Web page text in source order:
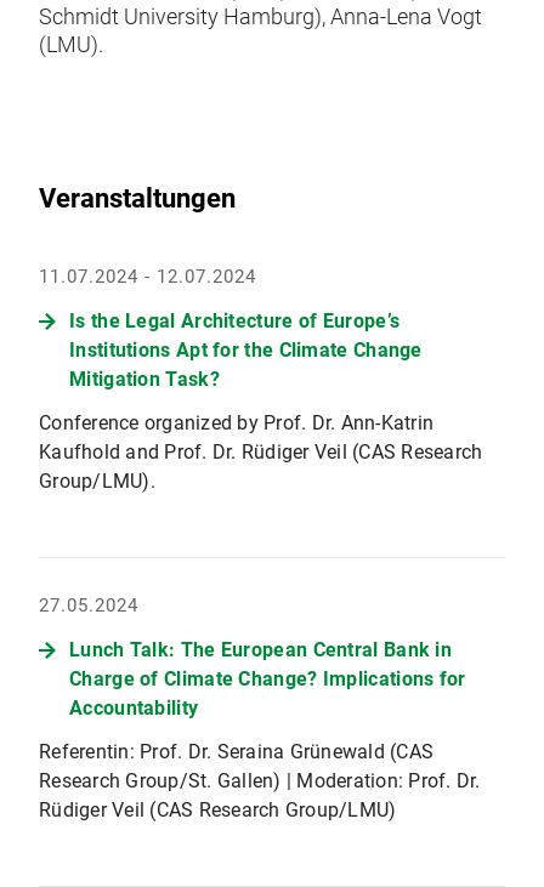
Schmidt University Hamburg), Anna-Lena Vogt
(LMU).
Veranstaltungen
11.07.2024 - 12.07.2024
Is the Legal Architecture of Europe’s
Institutions Apt for the Climate Change
Mitigation Task?
Conference organized by Prof. Dr. Ann-Katrin
Kaufhold and Prof. Dr. Rüdiger Veil (CAS Research
Group/LMU).
27.05.2024
Lunch Talk: The European Central Bank in
Charge of Climate Change? Implications for
Accountability
Referentin: Prof. Dr. Seraina Grünewald (CAS
Research Group/St. Gallen) | Moderation: Prof. Dr.
Rüdiger Veil (CAS Research Group/LMU)